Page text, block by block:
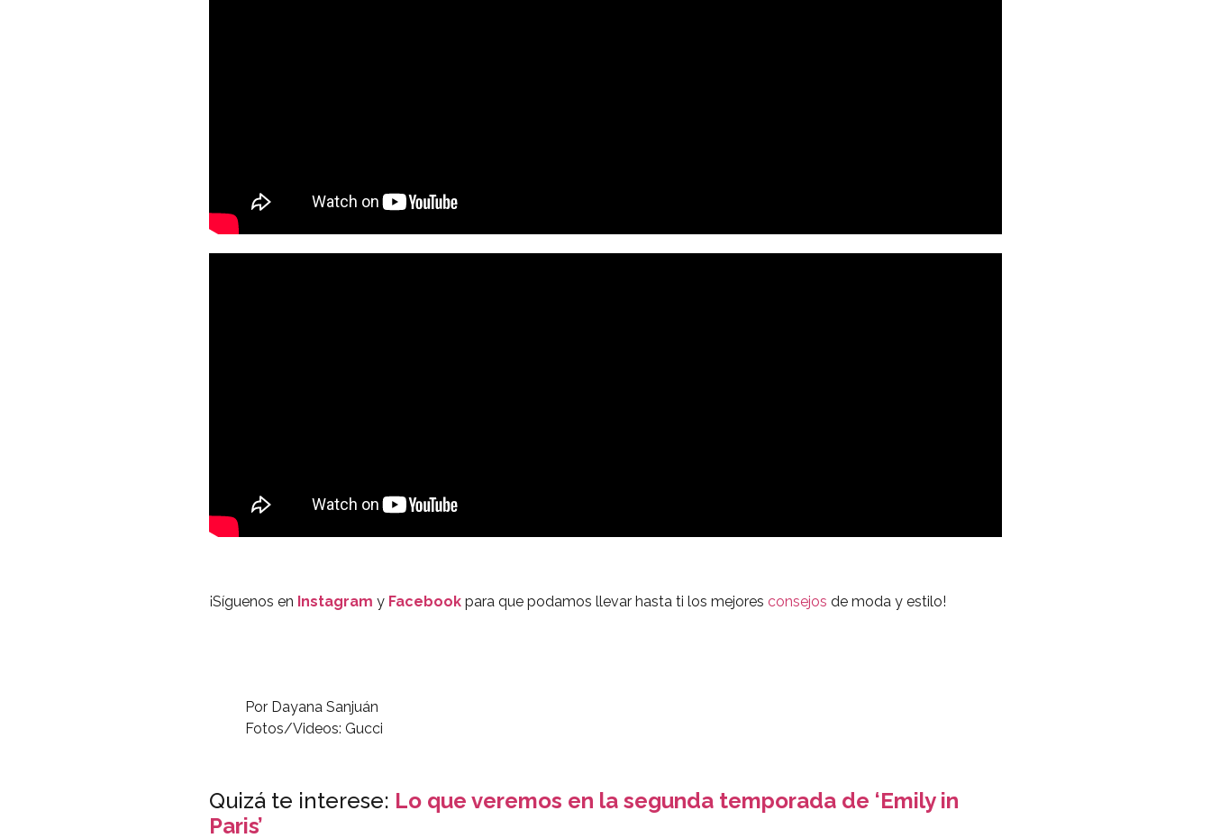
¡Síguenos en Instagram y Facebook para que podamos llevar hasta ti los mejores consejos de moda y estilo!
Por Dayana Sanjuán
Fotos/Videos: Gucci
Quizá te interese: Lo que veremos en la segunda temporada de ‘Emily in
Paris’